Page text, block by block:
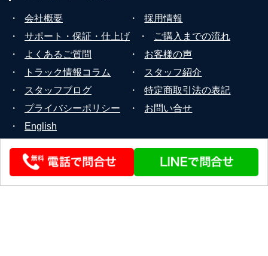
・ 会社概要 ・
採用情報
・
サポート・保証・仕上げ ・
ご購入までの流れ
・
よくあるご質問 ・
お客様の声
・
トラック情報コラム ・
スタッフ紹介
・
スタッフブログ ・
特定商取引法の表記
・
プライバシーポリシー ・
お問い合せ
・
English
© 2026 STEERLINK Co.,Ltd